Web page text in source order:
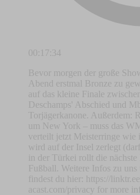
00:17:34
Bevor morgen der große
Abend erstmal Bronze zu
auf das kleine Finale
Deschamps' Abschied und
Torjägerkanone. Außerdem:
um New York – muss das
verteilt jetzt Meisterringe wie
wird auf der Insel zerlegt
in der Türkei rollt die nächste
Fußball. Weitere Infos zu uns
findest du hier: https://
acast.com/privacy for more